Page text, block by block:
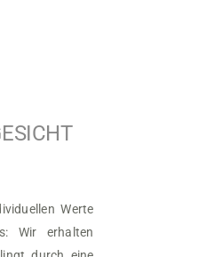
Werte
Wir erhalten